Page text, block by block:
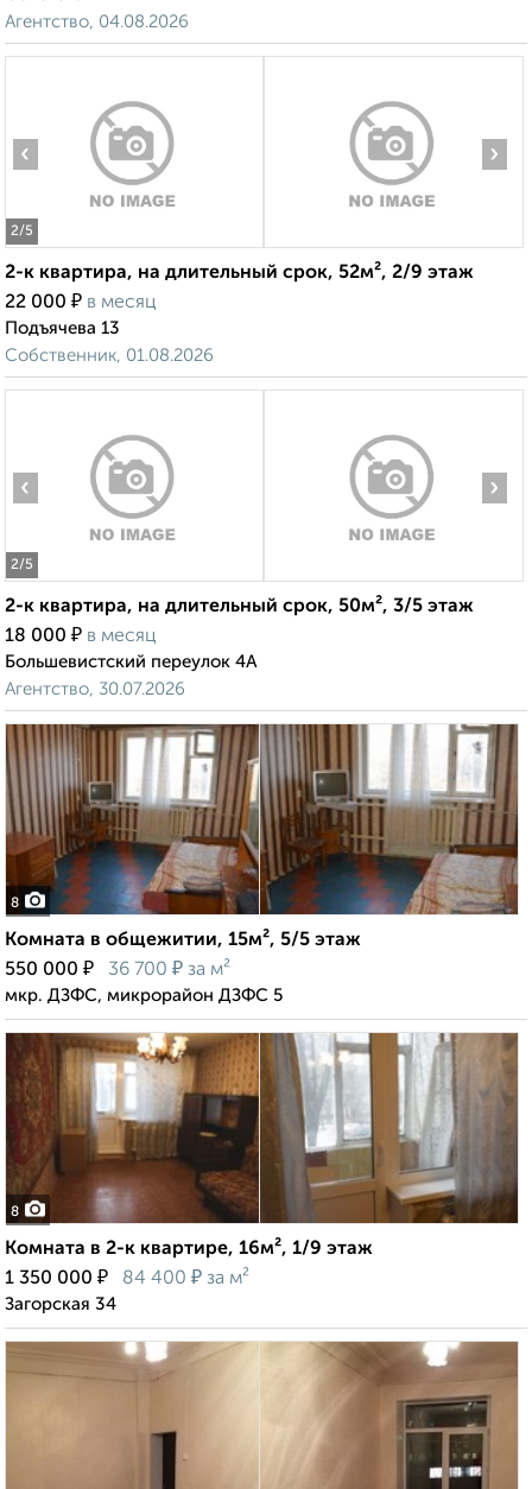
Агентство, 04.08.2026
2/5
‹ ›
2-к квартира, на длительный срок, 52м², 2/9 этаж
22 000 ₽ в месяц
Подъячева 13
Собственник, 01.08.2026
2/5
‹ ›
2-к квартира, на длительный срок, 50м², 3/5 этаж
18 000 ₽ в месяц
Большевистский переулок 4А
Агентство, 30.07.2026
8
Комната в общежитии, 15м², 5/5 этаж
550 000 ₽ 36 700 ₽ за м²
мкр. ДЗФС, микрорайон ДЗФС 5
8
Комната в 2-к квартире, 16м², 1/9 этаж
1 350 000 ₽ 84 400 ₽ за м²
Загорская 34